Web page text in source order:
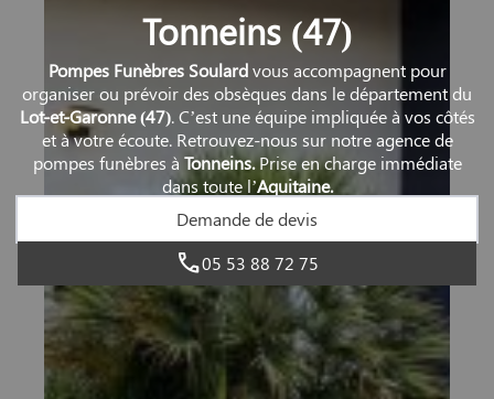
Tonneins (47)
Pompes Funèbres Soulardvous accompagnent pour
organiser ou prévoir des obsèques dans le département du
Lot-et-Garonne (47). C’est une équipe impliquée à vos côtés
et à votre écoute. Retrouvez-nous sur notre agence de
pompes funèbres à Tonneins.Prise en charge immédiate
dans toute l’Aquitaine.
Demande de devis
05 53 88 72 75